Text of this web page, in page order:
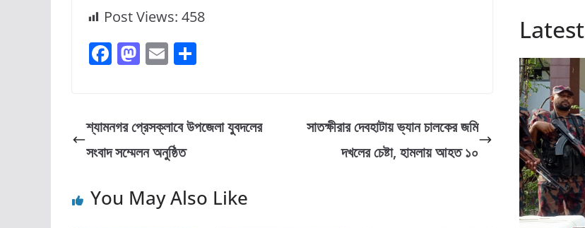
Post Views: 458
F
e
b
o
o
k
M
o
d
o
n
E
l e
শ্যামনগর প্রেসক্লাবে উপজেলা যুবদলের
সংবাদ সম্মেলন অনুষ্ঠিত
সাতক্ষীরার দেবহাটায় ভ্যান চালকের জমি
দখলের চেষ্টা, হামলায় আহত ১০
You May Also Like
Latest